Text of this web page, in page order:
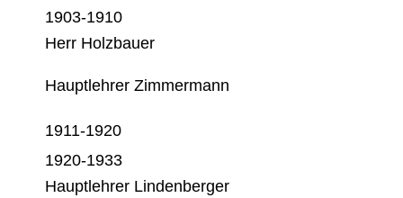
1903-1910
Herr Holzbauer
Hauptlehrer Zimmermann
1911-1920
1920-1933
Hauptlehrer Lindenberger